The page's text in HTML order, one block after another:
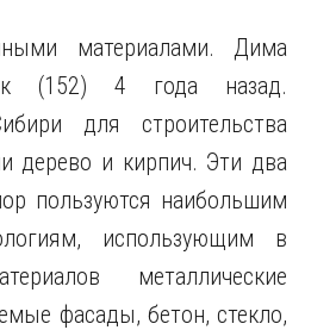
материалами. Дима
(152) 4 года назад.
для строительства
дерево и кирпич. Эти два
пользуются наибольшим
использующим в
металлические
фасады, бетон, стекло,